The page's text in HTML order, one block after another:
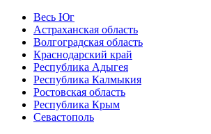
Весь Юг
Астраханская область
Волгоградская область
Краснодарский край
Республика Адыгея
Республика Калмыкия
Ростовская область
Республика Крым
Севастополь